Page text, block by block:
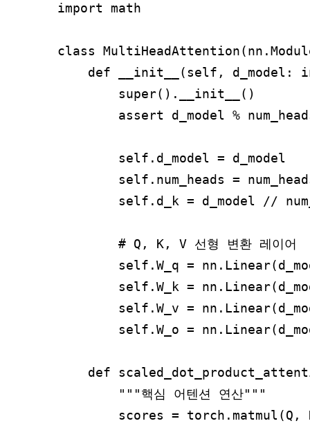
import math
class
def __init__(self, d_model:
        super().__init__()
assert d_model %
self.d_model = d_model
self.num_heads =
self.d_k = d_model //
        # Q, K, V 선형 변환 레이어
self.W_q =
self.W_k =
self.W_v =
self.W_o =
def
        """핵심 어텐션 연산"""
scores = torch.matmul(Q,